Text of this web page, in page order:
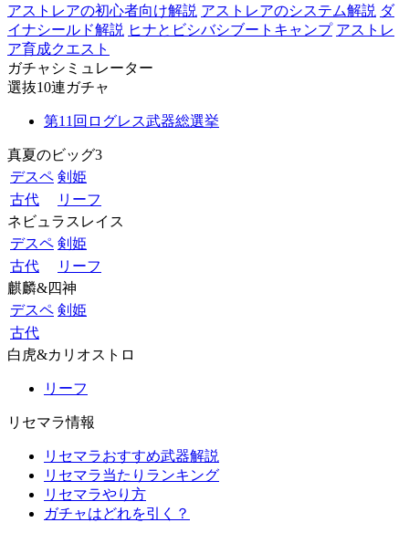
アストレアの初心者向け解説 アストレアのシステム解説 ダ
イナシールド解説 ヒナとビシバシブートキャンプ アストレ
ア育成クエスト
ガチャシミュレーター
選抜10連ガチャ
第11回ログレス武器総選挙
真夏のビッグ3
デスペ 剣姫
古代
リーフ
ネビュラスレイス
デスペ 剣姫
古代
リーフ
麒麟&四神
デスペ 剣姫
古代
白虎&カリオストロ
リーフ
リセマラ情報
リセマラおすすめ武器解説
リセマラ当たりランキング
リセマラやり方
ガチャはどれを引く？